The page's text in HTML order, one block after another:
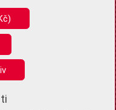
ukládat žádné informace
o souhlas s
zařízení, a